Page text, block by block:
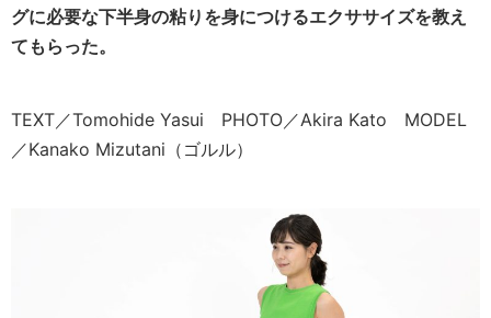
グに必要な下半身の粘りを身につけるエクササイズを教え
てもらった。
TEXT／Tomohide Yasui PHOTO／Akira Kato MODEL
／Kanako Mizutani（ゴルル）